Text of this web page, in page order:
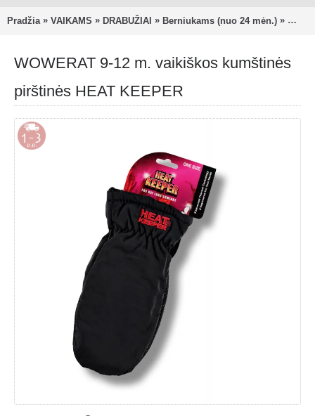
Pradžia » VAIKAMS » DRABUŽIAI » Berniukams (nuo 24 mėn.) »
WOWERAT 9-12 m. vaikiškos kumštinės
pirštinės HEAT KEEPER